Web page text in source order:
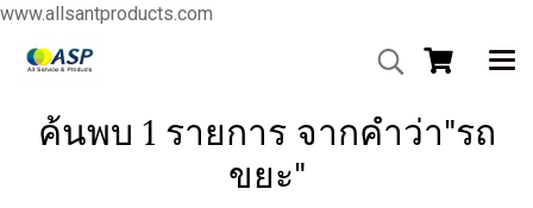
www.allsantproducts.com
ค้นพบ 1 รายการ จากคำว่า"รถ
ขยะ"